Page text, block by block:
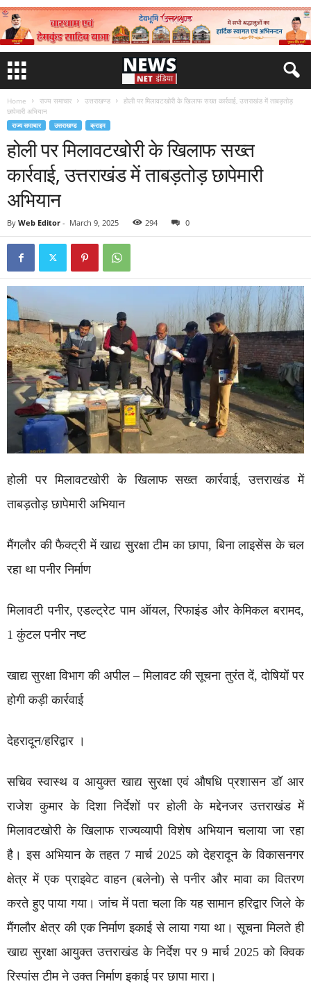
Home राज्य समाचार उत्तराखण्ड
होली पर मिलावटखोरी के खिलाफ सख्त कार्रवाई, उत्तराखंड में ताबड़तोड़
छापेमारी अभियान
राज्य समाचार उत्तराखण्ड क्राइम
होली पर मिलावटखोरी के खिलाफ सख्त
कार्रवाई, उत्तराखंड में ताबड़तोड़ छापेमारी
अभियान
By Web Editor - March 9, 2025 294 0
होली पर मिलावटखोरी के खिलाफ सख्त कार्रवाई, उत्तराखंड में
ताबड़तोड़ छापेमारी अभियान
मैंगलौर की फैक्ट्री में खाद्य सुरक्षा टीम का छापा, बिना लाइसेंस के चल
रहा था पनीर निर्माण
मिलावटी पनीर, एडल्ट्रेट पाम ऑयल, रिफाइंड और केमिकल बरामद,
1 कुंटल पनीर नष्ट
खाद्य सुरक्षा विभाग की अपील – मिलावट की सूचना तुरंत दें, दोषियों पर
होगी कड़ी कार्रवाई
देहरादून/हरिद्वार ।
सचिव स्वास्थ व आयुक्त खाद्य सुरक्षा एवं औषधि प्रशासन डॉ आर
राजेश कुमार के दिशा निर्देशों पर होली के मद्देनजर उत्तराखंड में
मिलावटखोरी के खिलाफ राज्यव्यापी विशेष अभियान चलाया जा रहा
है। इस अभियान के तहत 7 मार्च 2025 को देहरादून के विकासनगर
क्षेत्र में एक प्राइवेट वाहन (बलेनो) से पनीर और मावा का वितरण
करते हुए पाया गया। जांच में पता चला कि यह सामान हरिद्वार जिले के
मैंगलौर क्षेत्र की एक निर्माण इकाई से लाया गया था। सूचना मिलते ही
खाद्य सुरक्षा आयुक्त उत्तराखंड के निर्देश पर 9 मार्च 2025 को क्विक
रिस्पांस टीम ने उक्त निर्माण इकाई पर छापा मारा।